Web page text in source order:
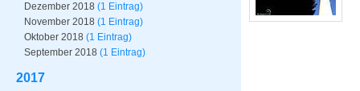
Dezember 2018 (1 Eintrag)
November 2018 (1 Eintrag)
Oktober 2018 (1 Eintrag)
September 2018 (1 Eintrag)
2017